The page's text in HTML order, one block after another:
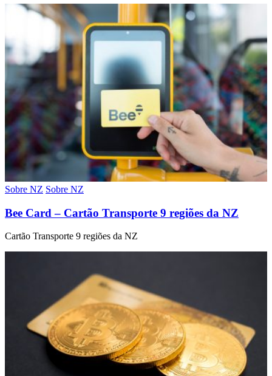
Sobre NZ Sobre NZ
Bee Card – Cartão Transporte 9 regiões da NZ
Cartão Transporte 9 regiões da NZ